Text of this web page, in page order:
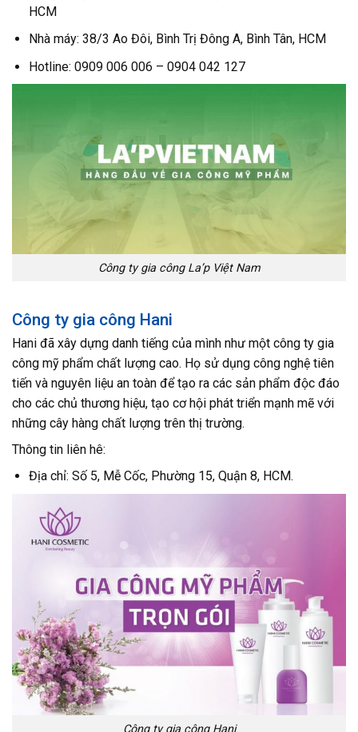
HCM
Nhà máy: 38/3 Ao Đôi, Bình Trị Đông A, Bình Tân, HCM
Hotline: 0909 006 006 – 0904 042 127
Công ty gia công La’p Việt Nam
Công ty gia công Hani
Hani đã xây dựng danh tiếng của mình như một công ty gia
công mỹ phẩm chất lượng cao. Họ sử dụng công nghệ tiên
tiến và nguyên liệu an toàn để tạo ra các sản phẩm độc đáo
cho các chủ thương hiệu, tạo cơ hội phát triển mạnh mẽ với
những cây hàng chất lượng trên thị trường.
Thông tin liên hê:
Địa chỉ: Số 5, Mễ Cốc, Phường 15, Quận 8, HCM.
Công ty gia công Hani